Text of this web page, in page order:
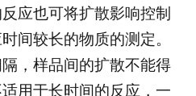
应也可将扩散影响控制
间较长的物质的测定。
，样品间的扩散不能得
用于长时间的反应，一